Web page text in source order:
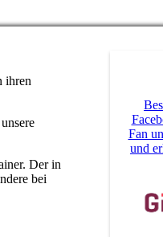
ihren
Der in
bei
Fan
und